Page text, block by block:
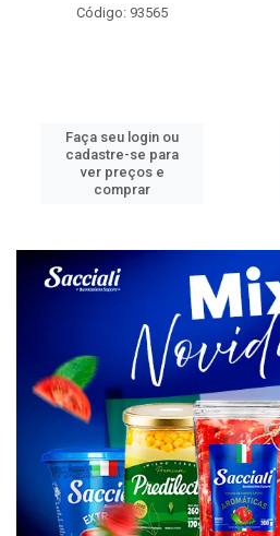
Código: 93565
Faça seu login ou
cadastre-se para
ver preços e
comprar